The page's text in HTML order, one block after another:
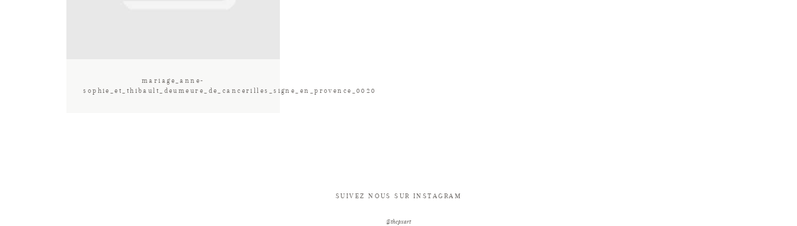
mariage_anne-
sophie_et_thibault_deumeure_de_cancerilles_signe_en_provence_0020
SUIVEZ NOUS SUR INSTAGRAM
@thepxart